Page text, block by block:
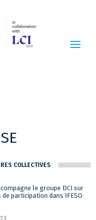
COLLECTIVES
le groupe DCI sur
participation dans IFESO